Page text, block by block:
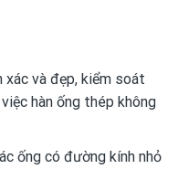
xác và đẹp, kiểm soát
hàn ống thép không
ống có đường kính nhỏ